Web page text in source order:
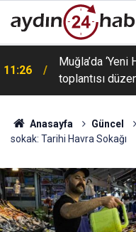
11:26
Muğla’da
toplantısı
Anasayfa Güncel
sokak: Tarihi Havra Sokağı